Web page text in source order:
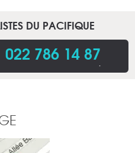
DU PACIFIQUE
022 786 14 87.